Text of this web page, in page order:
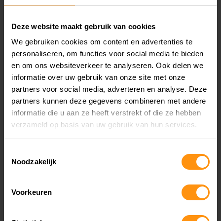
Deze website maakt gebruik van cookies
We gebruiken cookies om content en advertenties te
personaliseren, om functies voor social media te bieden
en om ons websiteverkeer te analyseren. Ook delen we
informatie over uw gebruik van onze site met onze
partners voor social media, adverteren en analyse. Deze
partners kunnen deze gegevens combineren met andere
informatie die u aan ze heeft verstrekt of die ze hebben
verzameld op basis van uw gebruik van hun services.
Noodzakelijk
Voorkeuren
Wanneer heb ik deze voorvorkvering nodig?
Deze set is nodig bij montage van de Öhlins NIX
22 cartridgekit. Dit maakt het essentieel voor een
goede afstemming van je motor.
Voor welk rijdersgewicht is 9 N/mm geschikt?
Dit hangt af van het gewicht van de rijder zonder
voor de beste keuze.
Verbetert dit het stuurgevoel?